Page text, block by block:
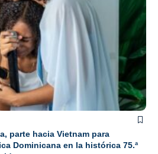
parte hacia Vietnam para
Dominicana en la histórica 75.ª